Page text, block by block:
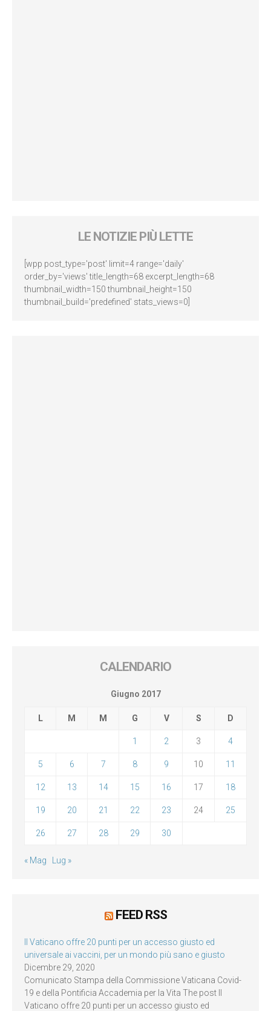
LE NOTIZIE PIÙ LETTE
[wpp post_type='post' limit=4 range='daily'
order_by='views' title_length=68 excerpt_length=68
thumbnail_width=150 thumbnail_height=150
thumbnail_build='predefined' stats_views=0]
CALENDARIO
Giugno 2017
L M M G V S D
1 2 3 4
5 6 7 8 9 10 11
12 13 14 15 16 17 18
19 20 21 22 23 24 25
26 27 28 29 30
« Mag Lug »
FEED RSS
Il Vaticano offre 20 punti per un accesso giusto ed
universale ai vaccini, per un mondo più sano e giusto
Dicembre 29, 2020
Comunicato Stampa della Commissione Vaticana Covid-
19 e della Pontificia Accademia per la Vita The post Il
Vaticano offre 20 punti per un accesso giusto ed